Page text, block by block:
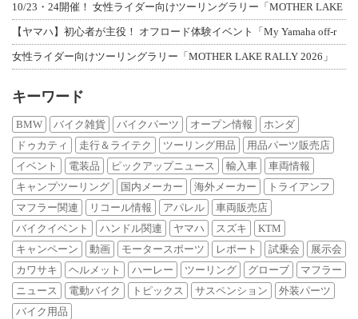
10/23・24開催！ 女性ライダー向けツーリングラリー「MOTHER LAKE
【ヤマハ】初心者が主役！ オフロード体験イベント「My Yamaha off-r
女性ライダー向けツーリングラリー「MOTHER LAKE RALLY 2026」
キーワード
BMW バイク雑貨 バイクパーツ オープン情報
ホンダ
ドゥカティ
走行＆ライテク ツーリング用品
用品パーツ販売店
イベント
電装品 ピックアップニュース 輸入車
車両情報
キャンプツーリング
国内メーカー 海外メーカー
トライアンフ
マフラー関連
リコール情報 アパレル
車両販売店
バイクイベント
ハンドル関連 ヤマハ スズキ
KTM
キャンペーン
動画 モータースポーツ レポート 試乗会
展示会
カワサキ
ヘルメット ハーレー ツーリング グローブ
マフラー
ニュース
電動バイク トピックス サスペンション
外装パーツ
バイク用品